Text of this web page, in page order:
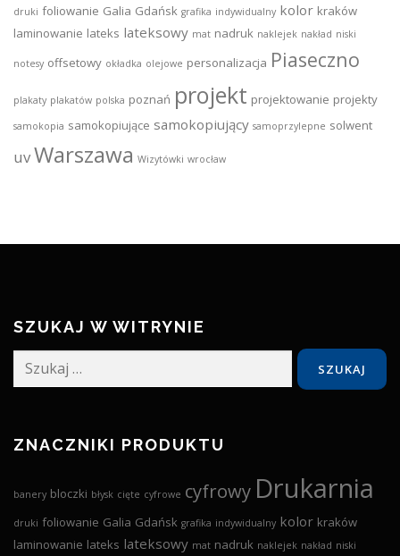
druki foliowanie Galia Gdańsk grafika indywidualny kolor kraków
laminowanie lateks lateksowy mat nadruk naklejek nakład niski
notesy offsetowy okładka olejowe personalizacja Piaseczno
plakaty plakatów polska poznań projekt projektowanie projekty
samokopia samokopiujące samokopiujący samoprzylepne solwent
uvWarszawa Wizytówki wrocław
SZUKAJ W WITRYNIE
Szukaj:
ZNACZNIKI PRODUKTU
banery bloczki błysk cięte cyfrowe cyfrowy Drukarnia
druki foliowanie Galia Gdańsk grafika indywidualny kolor kraków
laminowanie lateks lateksowy mat nadruk naklejek nakład niski